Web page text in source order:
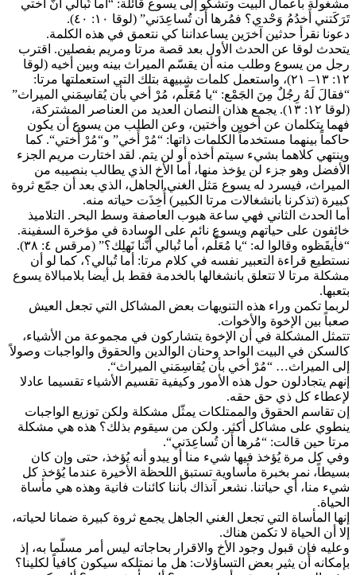
مشغولة بأعمال البيت وتشكو إلى يسوع قائلة: “أما تُبالي أَنَّ أُختي
تَرَكَتني أَخدُمُ وَحْدي؟ فمُرها أَن تُساعِدَني” (لوقا ١٠: ٤٠).
دعونا نقرأ حدثين آخرَين يساعداننا كي نتعمق في هذه الكلمة.
يتحدث لوقا عن الحدث الأول بعد قصة مرتا ومريم بفصلين. اقترب
رجل من يسوع وطلب منه أن يقسّم الميراث بينه وبين أخيه (لوقا
١٢: ١٣– ٢١)، واستعمل كلمات شبيهة بتلك التي استعملتها مرتا:
“فقالَ لَهُ رِجُلٌ مِنَ الجَمْع: “يا مُعَلّم، مُرْ أخي بأن يُقاسِمَني الميراث”
(لوقا ١٢: ١٣). يجمع هذان النصان العديد من العناصر المشتركة،
فهما يتكلمان عن أخوين وأختين، وعن الطلب من يسوع أن يكون
حاكماً بينهما مستخدماً الكلمات ذاتها: “مُرْ أَخي” و“مُرْ أُختي“. كما
وينتهي كلاهما بشيء سيتم أخذه أو لن يتم. لقد اختارت مريم الجزء
الأفضل وهو جزء لن يؤخذ منها، أما الأخ الذي يطالب بنصيبه من
الميراث، فيسرد له يسوع مَثل الغني الجاهل، الذي بعد أن جمّع ثروة
كبيرة (تذكرنا بانشغالات مرتا الكبير) أُخِذَت حياته منه.
أما الحدث الثاني فهي ساعة هبوب العاصفة وسط البحر. التلاميذ
خائفون على حياتهم ويسوع نائم على الوسادة في مؤخرة السفينة.
“فأيقَظوه وقالوا له: “يا مُعَلِّم، أما تُبالي أَنَّنا نَهلِك؟” (مرقس ٤: ٣٨).
نستطيع قراءة التعبير نفسه في كلام مرتا: أما تُبالي؟، كما لو أن
مشكلة مرتا لا تتعلق بانشغالها بالخدمة فقط بل أيضا بلامبالاة يسوع
بتعبها.
لربما تكمن وراء هذه التنويهات بعض المشاكل التي تجعل العيش
صعباً بين الإخوة والأخوات.
تتمثل المشكلة في أن الإخوة يتشاركون في مجموعة من الأشياء،
كالسكن في البيت الواحد وحنان الوالدين والحقوق والواجبات وصولاً
إلى الميراث… “مُرْ أخي بأن يُقاسِمَني الميراث“.
إنهم يتجادلون حول هذه الأمور وكيفية تقسيم الأشياء تقسيما عادلا
لإعطاء كل ذي حق حقه.
إن تقاسم الحقوق والممتلكات يمثّل مشكلة ولكن توزيع الواجبات
ينطوي على مشاكل أكثر. ولكن من سيقوم بذلك؟ هذه هي مشكلة
مرتا حين قالت: “مُرها أَن تُساعِدَني“.
وفي كل مرة يُؤخذ فيها شيء منا أو يبدو أنه يُؤخذ، حتى وإن كان
بسيطاً، نمر بخبرة مأساوية تستبق اللحظة الأخيرة عندما يُؤخذ كل
شيء منا، أي حياتنا. نشعر آنذاك بأننا كائنات فانية وهذه هي مأساة
الحياة.
إنها المأساة التي تجعل الغني الجاهل يجمع ثروة كبيرة ضمانا لحياته،
إلا أن الحياة لا تكمن هناك.
وعليه فإن قبول وجود الأخ والاقرار بحاجاته ليس أمر مسلّما به، إذ
بإمكانه أن يثير بعض التساؤلات: هل ما نمتلكه سيكون كافياً لكلينا؟